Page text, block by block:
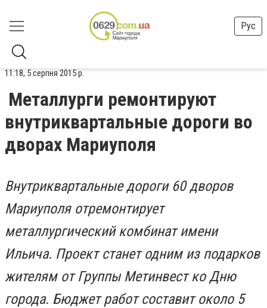
Рус
11:18, 5 серпня 2015 р.
Металлурги ремонтируют
внутриквартальные дороги во
дворах Мариуполя
Внутриквартальные дороги 60 дворов
Мариуполя отремонтирует
металлургический комбинат имени
Ильича. Проект станет одним из подарков
жителям от Группы Метинвест ко Дню
города. Бюджет работ составит около 5